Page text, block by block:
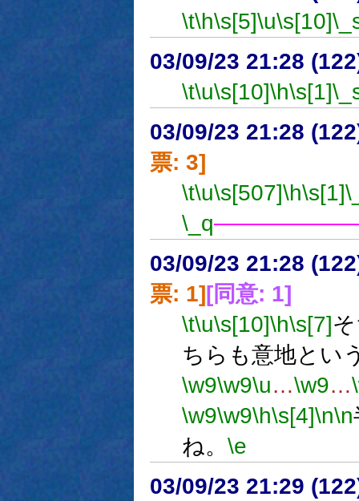
\t\h\s[5]\u\s[10]
03/09/23 21:28
\t\u\s[10]\h\s[1]
03/09/23 21:28
票: 3]
\t\u\s[507]\h\s[1]
\_q
03/09/23 21:28
票: 1][同意: 1]
\t\u\s[10]\h\s[7]
ちらも意地とい
\w9\w9\u…\w9…
\w9\w9\h\s[4]\n\n
ね。 \e
03/09/23 21:29